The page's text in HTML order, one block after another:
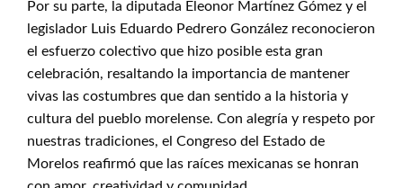
Por su parte, la diputada Eleonor Martínez Gómez y el
legislador Luis Eduardo Pedrero González reconocieron
el esfuerzo colectivo que hizo posible esta gran
celebración, resaltando la importancia de mantener
vivas las costumbres que dan sentido a la historia y
cultura del pueblo morelense. Con alegría y respeto por
nuestras tradiciones, el Congreso del Estado de
Morelos reafirmó que las raíces mexicanas se honran